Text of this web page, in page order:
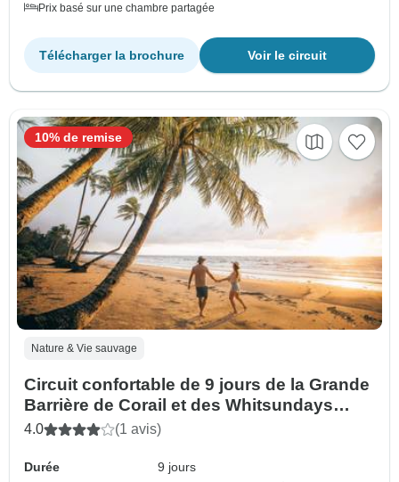
Prix basé sur une chambre partagée
Voir le circuit
Télécharger la brochure
Nature & Vie sauvage
Circuit confortable de 9 jours de la Grande
Barrière de Corail et des Whitsundays
avec la forêt tropicale de Daintree (de
4.0 (1 avis)
Durée
9 jours
10% de remise